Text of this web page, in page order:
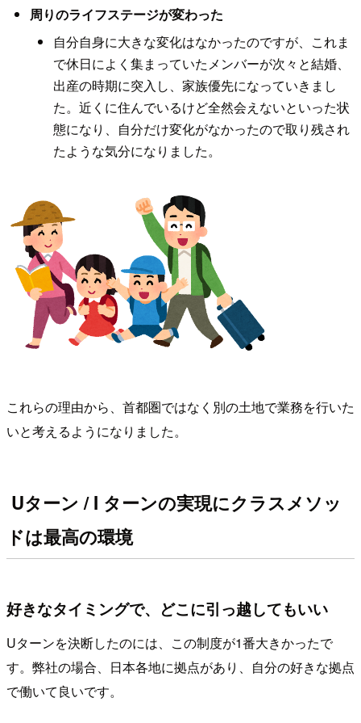
周りのライフステージが変わった
自分自身に大きな変化はなかったのですが、これま
で休日によく集まっていたメンバーが次々と結婚、
出産の時期に突入し、家族優先になっていきまし
た。近くに住んでいるけど全然会えないといった状
態になり、自分だけ変化がなかったので取り残され
たような気分になりました。
これらの理由から、首都圏ではなく別の土地で業務を行いた
いと考えるようになりました。
Uターン / I ターンの実現にクラスメソッ
ドは最高の環境
好きなタイミングで、どこに引っ越してもいい
Uターンを決断したのには、この制度が1番大きかったで
す。弊社の場合、日本各地に拠点があり、自分の好きな拠点
で働いて良いです。